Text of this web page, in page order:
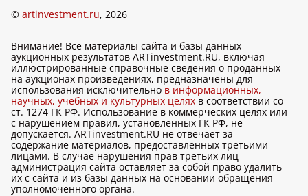
© artinvestment.ru, 2026
Внимание! Все материалы сайта и базы данных
аукционных результатов ARTinvestment.RU, включая
иллюстрированные справочные сведения о проданных
на аукционах произведениях, предназначены для
использования исключительно в информационных,
научных, учебных и культурных целях в соответствии со
ст. 1274 ГК РФ. Использование в коммерческих целях или
с нарушением правил, установленных ГК РФ, не
допускается. ARTinvestment.RU не отвечает за
содержание материалов, предоставленных третьими
лицами. В случае нарушения прав третьих лиц
администрация сайта оставляет за собой право удалить
их с сайта и из базы данных на основании обращения
уполномоченного органа.